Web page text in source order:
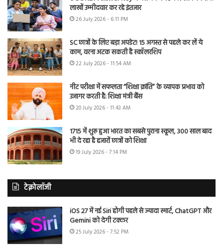
लाखों उम्मीदवार कर रहे इंतजार
26 July 2026 - 6:11 PM
SC छात्रों के लिए बड़ा अपडेट! 15 अगस्त से पहले कर लें ये
काम, वरना अटक सकती है स्कॉलरशिप
22 July 2026 - 11:54 AM
नीट परीक्षा में सफलता “शिक्षा क्रांति” के व्यापक प्रभाव को
उजागर करती है: शिक्षा मंत्री बैंस
20 July 2026 - 11:43 AM
1715 में शुरू हुआ भारत का सबसे पुराना स्कूल, 300 साल बाद
भी दे रहा है हजारों छात्रों को शिक्षा
19 July 2026 - 7:14 PM
टेक्नोलॉजी
iOS 27 में नई Siri होगी पहले से ज्यादा स्मार्ट, ChatGPT और
Gemini को देगी टक्कर
25 July 2026 - 7:52 PM